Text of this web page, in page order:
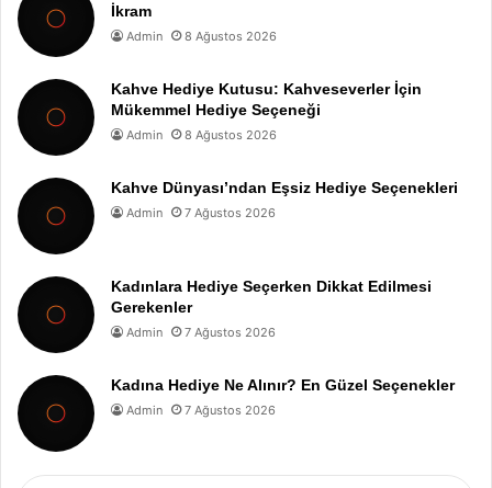
İkram
Admin 8 Ağustos 2026
Kahve Hediye Kutusu: Kahveseverler İçin
Mükemmel Hediye Seçeneği
Admin 8 Ağustos 2026
Kahve Dünyası’ndan Eşsiz Hediye Seçenekleri
Admin 7 Ağustos 2026
Kadınlara Hediye Seçerken Dikkat Edilmesi
Gerekenler
Admin 7 Ağustos 2026
Kadına Hediye Ne Alınır? En Güzel Seçenekler
Admin 7 Ağustos 2026